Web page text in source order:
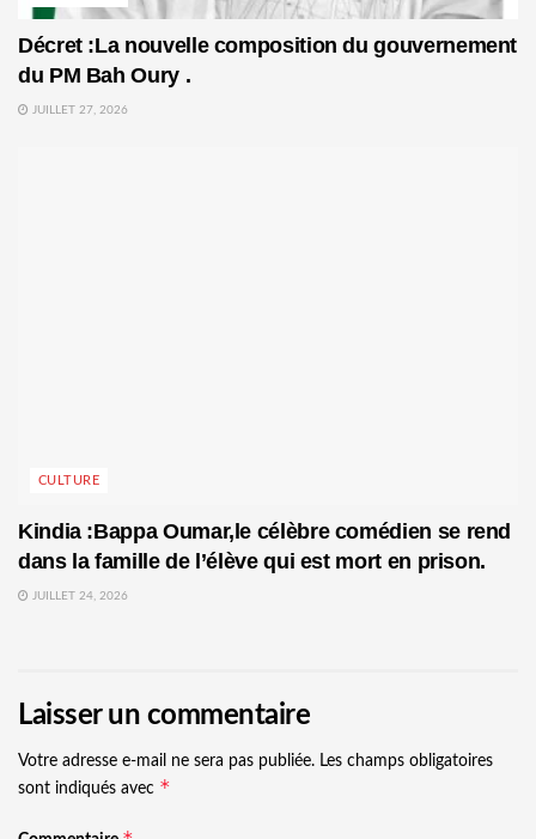
Décret :La nouvelle composition du gouvernement
du PM Bah Oury .
JUILLET 27, 2026
CULTURE
Kindia :Bappa Oumar,le célèbre comédien se rend
dans la famille de l’élève qui est mort en prison.
JUILLET 24, 2026
Laisser un commentaire
Votre adresse e-mail ne sera pas publiée. Les champs obligatoires
sont indiqués avec *